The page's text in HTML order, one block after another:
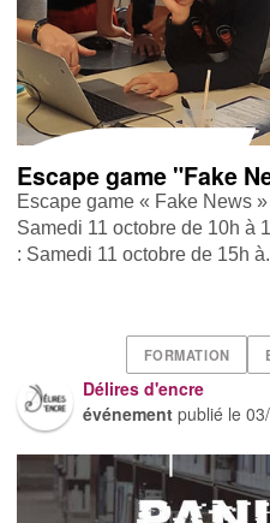
Escape game "Fake
Escape game « Fake News
Samedi 11 octobre de 10h à
: Samedi 11 octobre de 15h
FORMATION
Délires d'encre
événement publié le